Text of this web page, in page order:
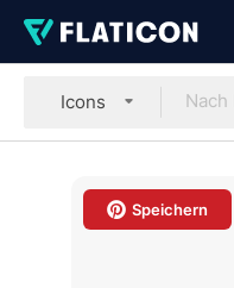
Icons
Speichern